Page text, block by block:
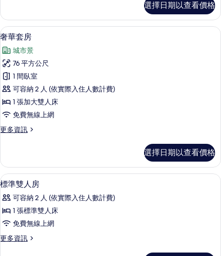
所
有
相
片
礙
雙
人
的
詳
情
選擇日期以查看價格
顯
示
奢
華
套
房
的
有
片
7
奢華套房
城市景
76 平方公尺
1 間臥室
可容納 2 人 (依實際入住人數計費)
1 張加大雙人床
免費無線上網
更多資訊
更
套
房
的
情
選擇日期以查看價格
顯
示
標
準
人
客房內保險箱、書桌、遮光布/窗簾、
8
標準雙人房
可容納 2 人 (依實際入住人數計費)
1 張標準雙人床
免費無線上網
更多資訊
更